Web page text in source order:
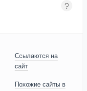
Ссылаются на
сайт
Похожие сайты в